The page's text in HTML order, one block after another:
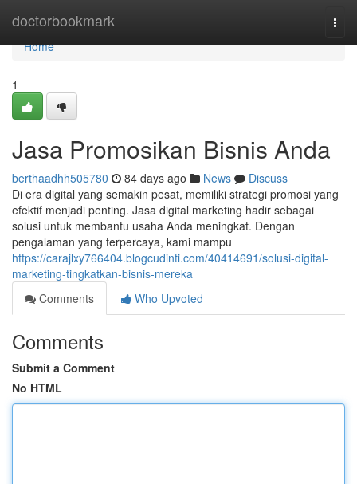
doctorbookmark
Home
Home
1
Jasa Promosikan Bisnis Anda
berthaadhh505780 84 days ago News
Discuss
Di era digital yang semakin pesat, memiliki strategi promosi yang
efektif menjadi penting. Jasa digital marketing hadir sebagai
solusi untuk membantu usaha Anda meningkat. Dengan
pengalaman yang terpercaya, kami mampu
https://carajlxy766404.blogcudinti.com/40414691/solusi-digital-
marketing-tingkatkan-bisnis-mereka
Comments
Who Upvoted
Comments
Submit a Comment
No HTML